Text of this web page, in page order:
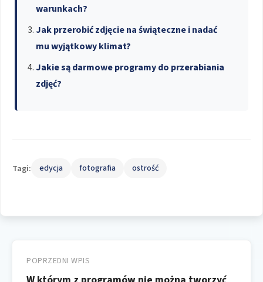
warunkach?
Jak przerobić zdjęcie na świąteczne i nadać
mu wyjątkowy klimat?
Jakie są darmowe programy do przerabiania
zdjęć?
Tagi: edycja fotografia ostrość
wpisu
POPRZEDNI WPIS